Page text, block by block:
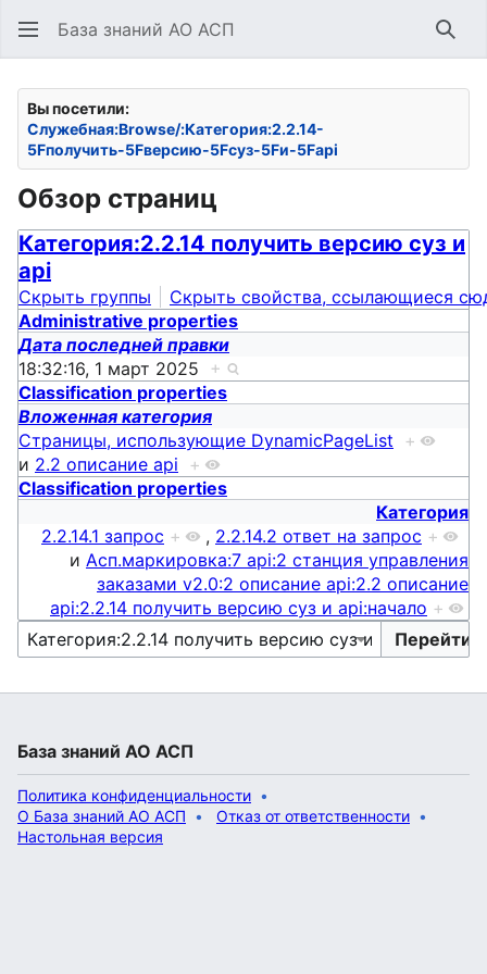
База знаний АО АСП
Вы посетили:
Служебная:Browse/:Категория:2.2.14-
5Fполучить-5Fверсию-5Fсуз-5Fи-5Fapi
Обзор страниц
Категория:2.2.14 получить версию суз и
api
Скрыть группы
Скрыть свойства, ссылающиеся
Administrative properties
Дата последней правки
18:32:16, 1 март 2025 +
Classification properties
Вложенная категория
Страницы, использующие DynamicPageList +
и 2.2 описание api +
Classification properties
Категория
2.2.14.1 запрос + , 2.2.14.2 ответ на запрос +
и Асп.маркировка:7 api:2 станция управления
заказами v2.0:2 описание api:2.2 описание
api:2.2.14 получить версию суз и api:начало +
База знаний АО АСП
Политика конфиденциальности
О База знаний АО АСП
Отказ от ответственности
Настольная версия